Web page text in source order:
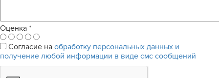
Оценка *
Согласие на обработку персональных данных и
получение любой информации в виде смс сообщений